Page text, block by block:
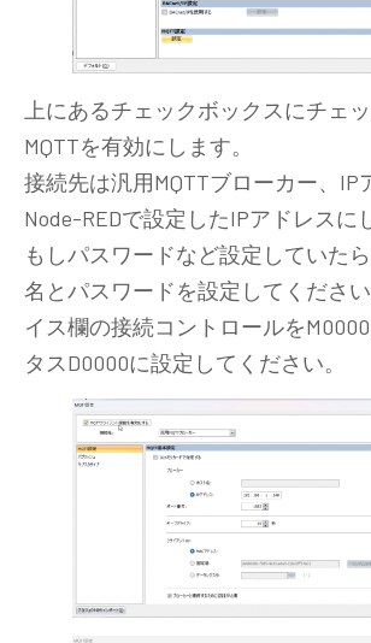
上にあるチェックボックスにチェッ
MQTTを有効にします。
接続先は汎用MQTTブローカー、IP
Node-REDで設定したIPアドレスに
もしパスワードなど設定していた
名とパスワードを設定してくださ
イス欄の接続コントロールを
タスD0000に設定してください。